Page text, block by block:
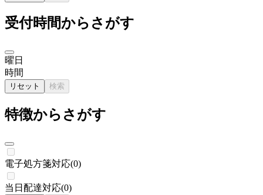
受付時間からさがす
曜日
時間
リセット 検索
特徴からさがす
電子処方箋対応(0)
当日配達対応(0)